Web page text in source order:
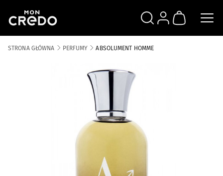
SZUKAJZALOGUJ SIĘ
KOSZYK
STRONA GŁÓWNA PERFUMY ABSOLUMENT HOMME